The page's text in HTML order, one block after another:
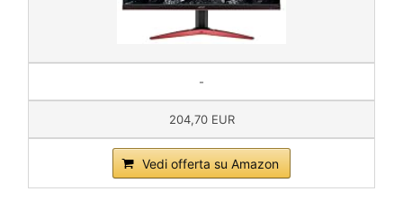
-
204,70 EUR
Vedi offerta su Amazon